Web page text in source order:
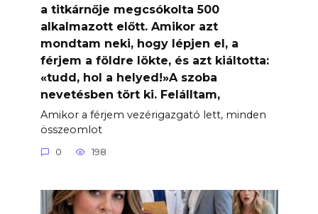
a titkárnője megcsókolta 500
alkalmazott előtt. Amikor azt
mondtam neki, hogy lépjen el, a
férjem a földre lökte, és azt kiáltotta:
«tudd, hol a helyed!»A szoba
nevetésben tört ki. Felálltam,
Amikor a férjem vezérigazgató lett, minden
összeomlot
0 198